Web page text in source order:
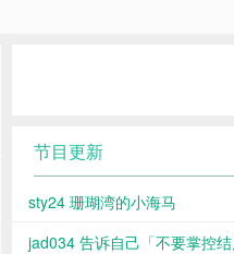
节目更新
sty24 珊瑚湾的小海马
jad034 告诉自己「不要掌控结